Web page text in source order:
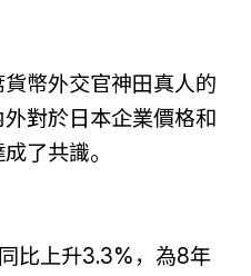
幣外交官神田真人的
對於日本企業價格和
了共識。
比上升3.3%，為8年